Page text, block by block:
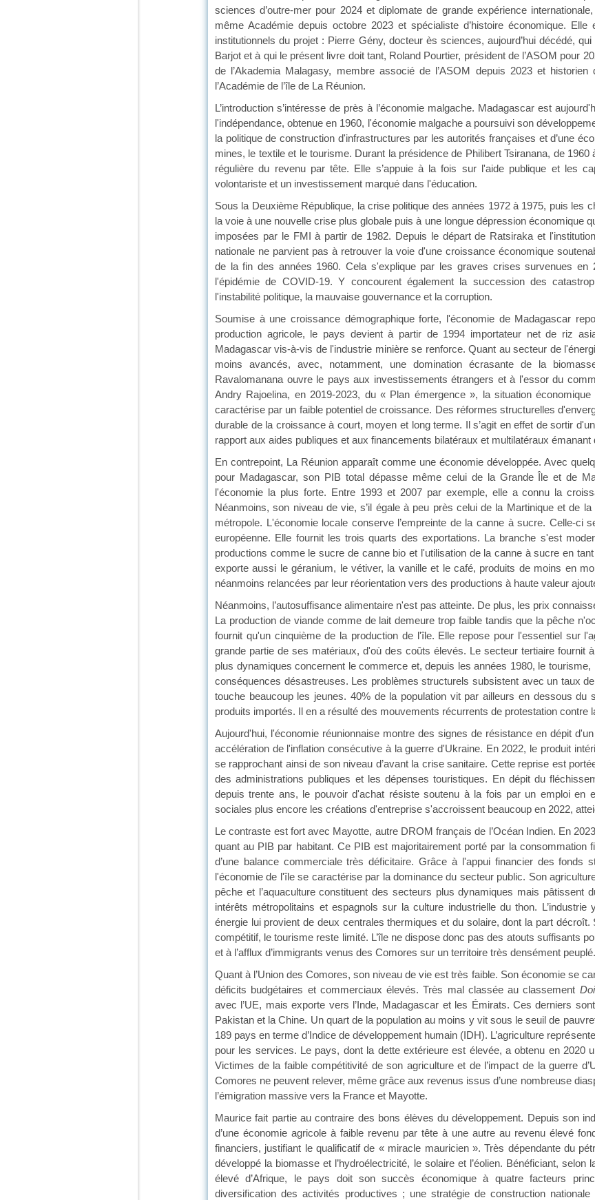
sciences d’outre-mer pour 2024 et diplomate de grande expérience
même Académie depuis octobre 2023 et spécialiste d’histoire économique.
institutionnels du projet : Pierre Gény, docteur ès sciences, aujourd’hui décédé,
Barjot et à qui le présent livre doit tant, Roland Pourtier, président de l’ASOM pour
de l’Akademia Malagasy, membre associé de l’ASOM depuis 2023 et
l’Académie de l’île de La Réunion.
L’introduction s’intéresse de près à l’économie malgache. Madagascar est
l'indépendance, obtenue en 1960, l'économie malgache a poursuivi son
la politique de construction d'infrastructures par les autorités françaises et d’une
mines, le textile et le tourisme. Durant la présidence de Philibert Tsiranana, de
régulière du revenu par tête. Elle s’appuie à la fois sur l'aide publique et les
volontariste et un investissement marqué dans l'éducation.
Sous la Deuxième République, la crise politique des années 1972 à 1975, puis les
la voie à une nouvelle crise plus globale puis à une longue dépression économique
imposées par le FMI à partir de 1982. Depuis le départ de Ratsiraka et
nationale ne parvient pas à retrouver la voie d'une croissance économique
de la fin des années 1960. Cela s'explique par les graves crises survenues en
l'épidémie de COVID-19. Y concourent également la succession des
l'instabilité politique, la mauvaise gouvernance et la corruption.
Soumise à une croissance démographique forte, l'économie de Madagascar
production agricole, le pays devient à partir de 1994 importateur net de riz
Madagascar vis-à-vis de l'industrie minière se renforce. Quant au secteur de
moins avancés, avec, notamment, une domination écrasante de la
Ravalomanana ouvre le pays aux investissements étrangers et à l'essor du
Andry Rajoelina, en 2019-2023, du « Plan émergence », la situation
caractérise par un faible potentiel de croissance. Des réformes structurelles
durable de la croissance à court, moyen et long terme. Il s’agit en effet de sortir
rapport aux aides publiques et aux financements bilatéraux et multilatéraux
En contrepoint, La Réunion apparaît comme une économie développée. Avec
pour Madagascar, son PIB total dépasse même celui de la Grande Île et de
l'économie la plus forte. Entre 1993 et 2007 par exemple, elle a connu la
Néanmoins, son niveau de vie, s’il égale à peu près celui de la Martinique et de
métropole. L'économie locale conserve l’empreinte de la canne à sucre. Celle-ci
européenne. Elle fournit les trois quarts des exportations. La branche s'est
productions comme le sucre de canne bio et l'utilisation de la canne à sucre en
exporte aussi le géranium, le vétiver, la vanille et le café, produits de moins en
néanmoins relancées par leur réorientation vers des productions à haute valeur
Néanmoins, l’autosuffisance alimentaire n'est pas atteinte. De plus, les prix
La production de viande comme de lait demeure trop faible tandis que la pêche
fournit qu'un cinquième de la production de l'île. Elle repose pour l'essentiel sur
grande partie de ses matériaux, d'où des coûts élevés. Le secteur tertiaire
plus dynamiques concernent le commerce et, depuis les années 1980, le
conséquences désastreuses. Les problèmes structurels subsistent avec un taux
touche beaucoup les jeunes. 40% de la population vit par ailleurs en dessous
produits importés. Il en a résulté des mouvements récurrents de protestation contre
Aujourd'hui, l'économie réunionnaise montre des signes de résistance en dépit
accélération de l'inflation consécutive à la guerre d'Ukraine. En 2022, le produit
se rapprochant ainsi de son niveau d’avant la crise sanitaire. Cette reprise est
des administrations publiques et les dépenses touristiques. En dépit du
depuis trente ans, le pouvoir d'achat résiste soutenu à la fois par un emploi en
sociales plus encore les créations d'entreprise s'accroissent beaucoup en 2022,
Le contraste est fort avec Mayotte, autre DROM français de l’Océan Indien. En
quant au PIB par habitant. Ce PIB est majoritairement porté par la
d’une balance commerciale très déficitaire. Grâce à l'appui financier des fonds
l'économie de l'île se caractérise par la dominance du secteur public. Son
pêche et l’aquaculture constituent des secteurs plus dynamiques mais pâtissent
intérêts métropolitains et espagnols sur la culture industrielle du thon.
énergie lui provient de deux centrales thermiques et du solaire, dont la part
compétitif, le tourisme reste limité. L’île ne dispose donc pas des atouts suffisants
et à l’afflux d’immigrants venus des Comores sur un territoire très densément peuplé.
Quant à l’Union des Comores, son niveau de vie est très faible. Son économie se
déficits budgétaires et commerciaux élevés. Très mal classée au classement
avec l’UE, mais exporte vers l’Inde, Madagascar et les Émirats. Ces derniers
Pakistan et la Chine. Un quart de la population au moins y vit sous le seuil de
189 pays en terme d’Indice de développement humain (IDH). L’agriculture
pour les services. Le pays, dont la dette extérieure est élevée, a obtenu en 2020
Victimes de la faible compétitivité de son agriculture et de l’impact de la guerre
Comores ne peuvent relever, même grâce aux revenus issus d’une nombreuse
l’émigration massive vers la France et Mayotte.
Maurice fait partie au contraire des bons élèves du développement. Depuis son
d’une économie agricole à faible revenu par tête à une autre au revenu élevé
financiers, justifiant le qualificatif de « miracle mauricien ». Très dépendante du
développé la biomasse et l’hydroélectricité, le solaire et l’éolien. Bénéficiant,
élevé d’Afrique, le pays doit son succès économique à quatre facteurs
diversification des activités productives ; une stratégie de construction